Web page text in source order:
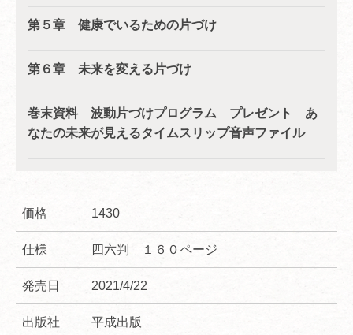
第５章 健康でいるための片づけ
第６章 未来を変える片づけ
巻末資料 波動片づけプログラム プレゼント あ
なたの未来が見えるタイムスリップ音声ファイル
価格 1430
仕様 四六判 １６０ページ
発売日 2021/4/22
出版社 平成出版